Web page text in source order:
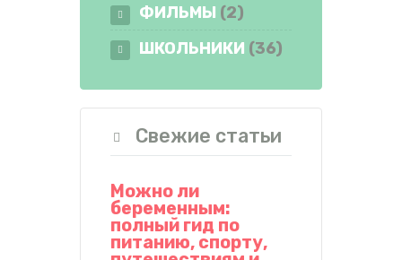
ФИЛЬМЫ (2)
ШКОЛЬНИКИ (36)
Свежие статьи
Можно ли
беременным:
полный гид по
питанию, спорту,